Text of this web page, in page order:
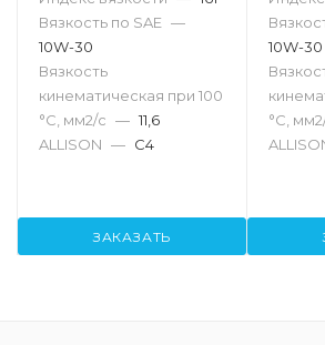
Вязкость по SAE —
10W-30
Вязкость
кинематическая при 100
°С, мм2/с — 11,6
ALLISON — C4
ЗАКАЗАТЬ
10W-30
°С,